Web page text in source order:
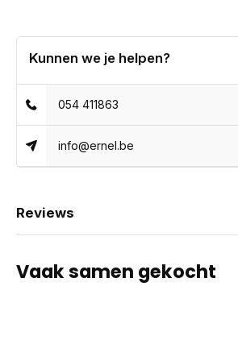
Kunnen we je helpen?
054 411863
info@ernel.be
Reviews
Vaak samen gekocht